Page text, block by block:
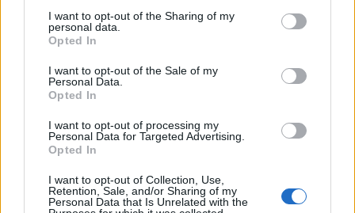
I want to opt-out of the Sharing of my
personal data.
Opted In
I want to opt-out of the Sale of my
Personal Data.
Opted In
I want to opt-out of processing my
Personal Data for Targeted Advertising.
Opted In
I want to opt-out of Collection, Use,
Retention, Sale, and/or Sharing of my
Personal Data that Is Unrelated with the
Badge télépéage : quelle est la
meilleure offre pour l’été 2025 ?